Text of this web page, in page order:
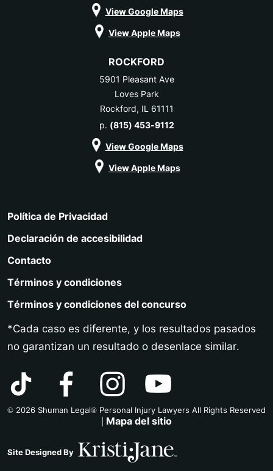
View Google Maps
View Apple Maps
ROCKFORD
5901 Pleasant Ave
Loves Park
Rockford, IL 61111
p. (815) 453-9112
View Google Maps
View Apple Maps
Política de Privacidad
Declaración de accesibilidad
Contacto
Términos y condiciones
Términos y condiciones del concurso
*Cada caso es diferente, y los resultados pasados
no garantizan un resultado o desenlace similar.
© 2026 Shuman Legal® Personal Injury Lawyers All Rights Reserved
Mapa del sitio
Site Designed By